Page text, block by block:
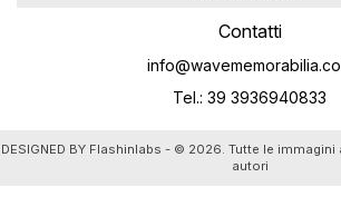
Contatti
Tel.: 39 3936940833
DESIGNED BY Flashinlabs - © 2026. Tutte le immagini
autori